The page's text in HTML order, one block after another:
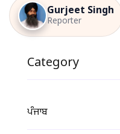
Gurjeet Singh
Reporter
Category
ਪੰਜਾਬ